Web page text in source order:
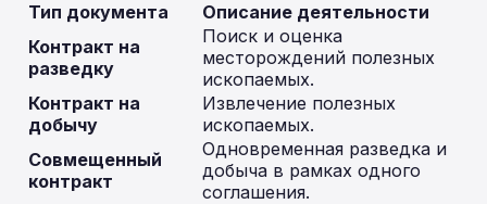
Тип документа
Описание деятельности
Контракт на
разведку
Поиск и оценка
месторождений полезных
ископаемых.
Контракт на
добычу
Извлечение полезных
ископаемых.
Совмещенный
контракт
Одновременная разведка и
добыча в рамках одного
соглашения.